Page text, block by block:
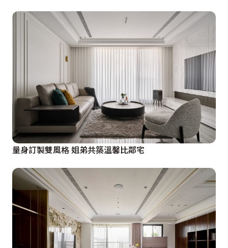
間佈局與動線鋪排別具逸趣，機能完備；沉穩色調反映男
主人內斂性格，配備辦公閱讀區和附設茶水櫃的小型客
廳，並搭載鍍鈦長虹玻璃拉門顧及睡眠區隱私；更衣室規
劃整面收納櫃及珠寶中島，陳列展示女主人豐富的精品收
藏；衛浴開鑿嵌入式浴缸，細膩的深色石材紋理在在揭示
屋主的非凡品味。
相較之下，三樓的調性略顯明亮活潑，顯示此樓層專為家
中較年輕族群量身訂製，且同樣配置附茶水櫃、小冰箱的
開放式起居，強化生活的便利性。四樓休閒娛樂場域包含
可彈性變幻瑜珈室、麻將間、兒童遊憩區的多功能室及視
聽室；後者在壁面、天花板都作了特殊處理，譬如金色山
脈大理石電視牆，兩側安排隱藏式機櫃，其門片佐木皮、
鍍鈦雕花織就，看似浮華實則典雅內斂，而天花板運用鍍
鈦金屬、仿古鏡修飾，鏽蝕質地給人歷久彌新、橫亙時空
量身訂製雙風格 姐弟共築溫馨比鄰宅